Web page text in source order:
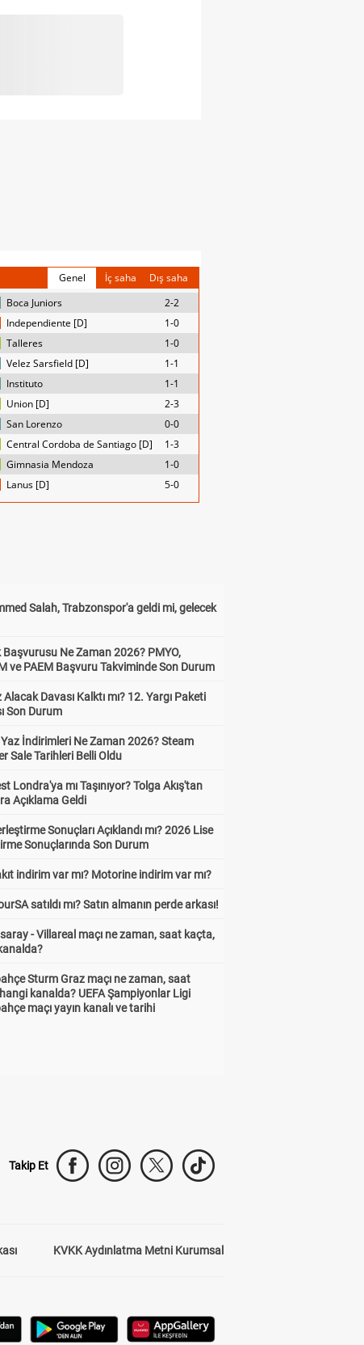
Genel İç saha
Dış saha
Boca Juniors
2-2
Independiente [D]
1-0
Talleres
1-0
Velez Sarsfield [D]
1-1
Instituto
1-1
Union [D]
2-3
San Lorenzo
0-0
Central Cordoba de Santiago [D]
1-3
Gimnasia Mendoza
1-0
Lanus [D] 5-0
Salah, Trabzonspor'a geldi mi, gelecek
Başvurusu Ne Zaman 2026? PMYO,
ve PAEM Başvuru Takviminde Son Durum
Alacak Davası Kalktı mı? 12. Yargı Paketi
Son Durum
İndirimleri Ne Zaman 2026? Steam
Sale Tarihleri Belli Oldu
Londra'ya mı Taşınıyor? Tolga Akış'tan
Açıklama Geldi
Sonuçları Açıklandı mı? 2026 Lise
Sonuçlarında Son Durum
indirim var mı? Motorine indirim var mı?
satıldı mı? Satın almanın perde arkası!
- Villareal maçı ne zaman, saat kaçta,
Sturm Graz maçı ne zaman, saat
kanalda? UEFA Şampiyonlar Ligi
maçı yayın kanalı ve tarihi
Takip Et
KVKK Aydınlatma Metni Kurumsal